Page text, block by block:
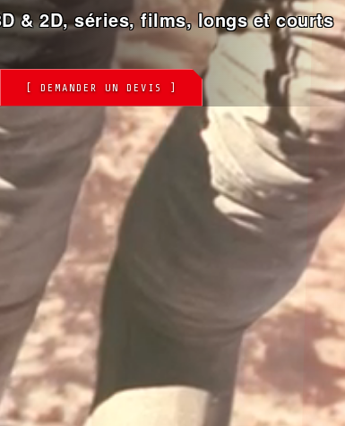
& 2D, séries, films, longs et courts
[ DEMANDER UN DEVIS ]